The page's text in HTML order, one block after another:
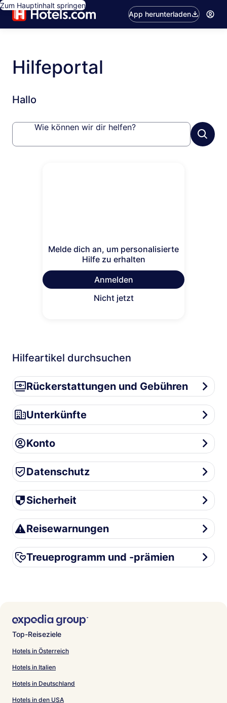
Zum Hauptinhalt springen
App herunterladen
Hilfeportal
Hallo
Wie können wir dir helfen?
Melde dich an, um personalisierte
Hilfe zu erhalten
Anmelden
Nicht jetzt
Hilfeartikel durchsuchen
Rückerstattungen und Gebühren
Rückerstattungen und Gebühren
Unterkünfte
Unterkünfte
Konto
Konto
Datenschutz
Datenschutz
Sicherheit
Sicherheit
Reisewarnungen
Reisewarnungen
Treueprogramm und -prämien
Treueprogramm und -prämien
Top-Reiseziele
Hotels in Österreich
Hotels in Italien
Hotels in Deutschland
Hotels in den USA